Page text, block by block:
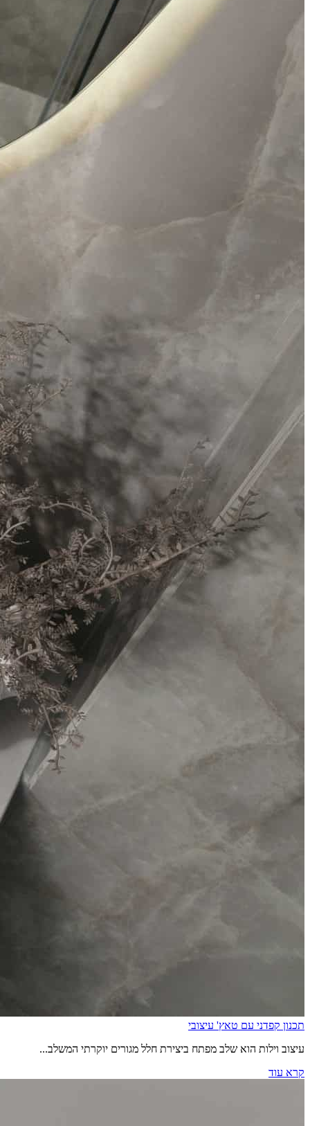
תכנון קפדני עם טאץ' עיצובי
עיצוב וילות הוא שלב מפתח ביצירת חלל מגורים יוקרתי המשלב...
קרא עוד